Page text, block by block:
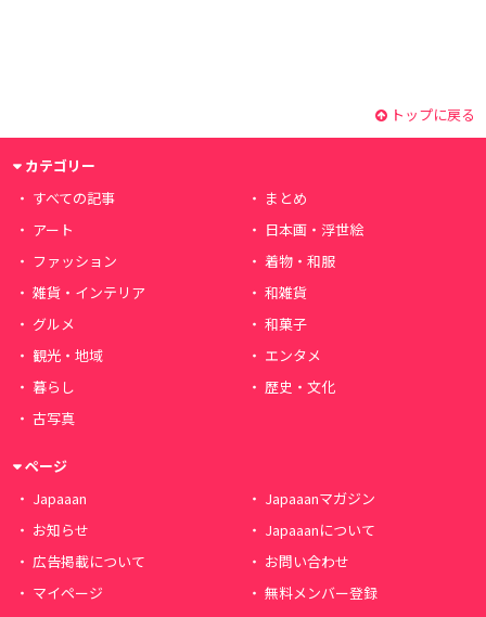
トップに戻る
カテゴリー
すべての記事
まとめ
アート
日本画・浮世絵
ファッション
着物・和服
雑貨・インテリア
和雑貨
グルメ
和菓子
観光・地域
エンタメ
暮らし
歴史・文化
古写真
ページ
Japaaan
Japaaanマガジン
お知らせ
Japaaanについて
広告掲載について
お問い合わせ
マイページ
無料メンバー登録